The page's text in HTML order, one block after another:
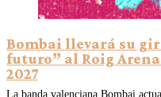
Bombai llevará su
futuro” al Roig
2027
La banda valenciana Bombai